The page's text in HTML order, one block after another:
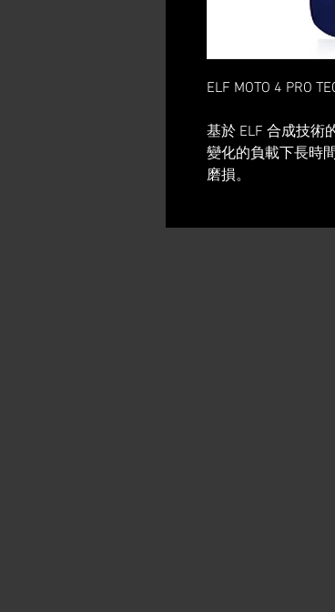
ELF MOTO 4 PRO
基於 ELF 合成技術
變化的負載下長時
磨損。